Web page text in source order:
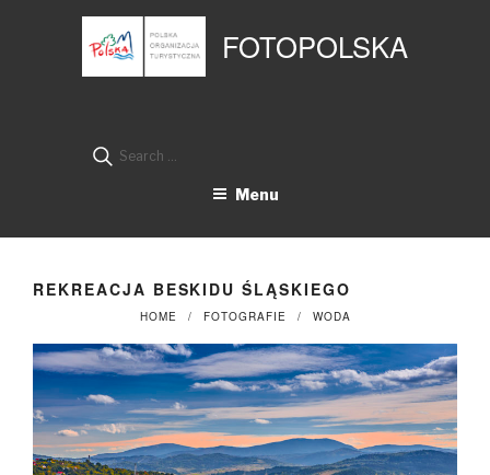
FOTOPOLSKA
Search
Menu
REKREACJA BESKIDU ŚLĄSKIEGO
HOME FOTOGRAFIE WODA
Panel zarządzania plikami cookies